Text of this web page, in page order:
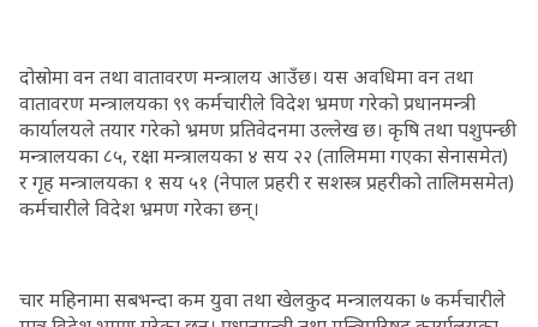
दोस्रोमा वन तथा वातावरण मन्त्रालय आउँछ। यस अवधिमा वन तथा
वातावरण मन्त्रालयका ९९ कर्मचारीले विदेश भ्रमण गरेको प्रधानमन्त्री
कार्यालयले तयार गरेको भ्रमण प्रतिवेदनमा उल्लेख छ। कृषि तथा पशुपन्छी
मन्त्रालयका ८५, रक्षा मन्त्रालयका ४ सय २२ (तालिममा गएका सेनासमेत)
र गृह मन्त्रालयका १ सय ५१ (नेपाल प्रहरी र सशस्त्र प्रहरीको तालिमसमेत)
कर्मचारीले विदेश भ्रमण गरेका छन्।
चार महिनामा सबभन्दा कम युवा तथा खेलकुद मन्त्रालयका ७ कर्मचारीले